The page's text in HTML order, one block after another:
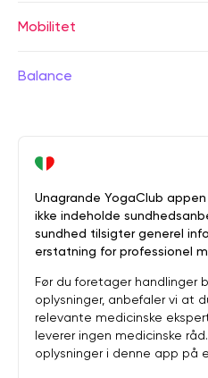
Mobilitet
Balance
Unagrande YogaClub
ikke indeholde
sundhed tilsigter generel
erstatning for professionel
Før du foretager handlinger
oplysninger, anbefaler vi at
relevante medicinske
leverer ingen medicinske
oplysninger i denne app på